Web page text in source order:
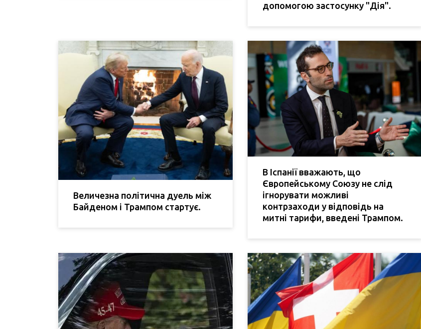
допомогою застосунку "Дія".
Величезна політична дуель між
Байденом і Трампом стартує.
В Іспанії вважають, що
Європейському Союзу не слід
ігнорувати можливі
контрзаходи у відповідь на
митні тарифи, введені Трампом.